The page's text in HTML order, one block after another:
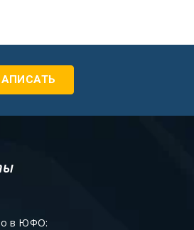
в ЮФО: